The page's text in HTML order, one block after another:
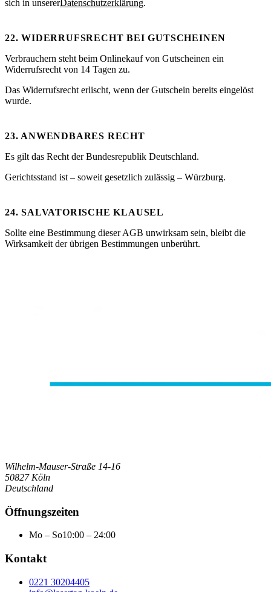
sich in unsererDatenschutzerklärung.
22. WIDERRUFSRECHT BEI GUTSCHEINEN
Verbrauchern steht beim Onlinekauf von Gutscheinen ein
Widerrufsrecht von 14 Tagen zu.
Das Widerrufsrecht erlischt, wenn der Gutschein bereits eingelöst
wurde.
23. ANWENDBARES RECHT
Es gilt das Recht der Bundesrepublik Deutschland.
Gerichtsstand ist – soweit gesetzlich zulässig – Würzburg.
24. SALVATORISCHE KLAUSEL
Sollte eine Bestimmung dieser AGB unwirksam sein, bleibt die
Wirksamkeit der übrigen Bestimmungen unberührt.
Wilhelm-Mauser-Straße 14-16
50827 Köln
Deutschland
Öffnungszeiten
Mo – So10:00 – 24:00
Kontakt
0221 30204405